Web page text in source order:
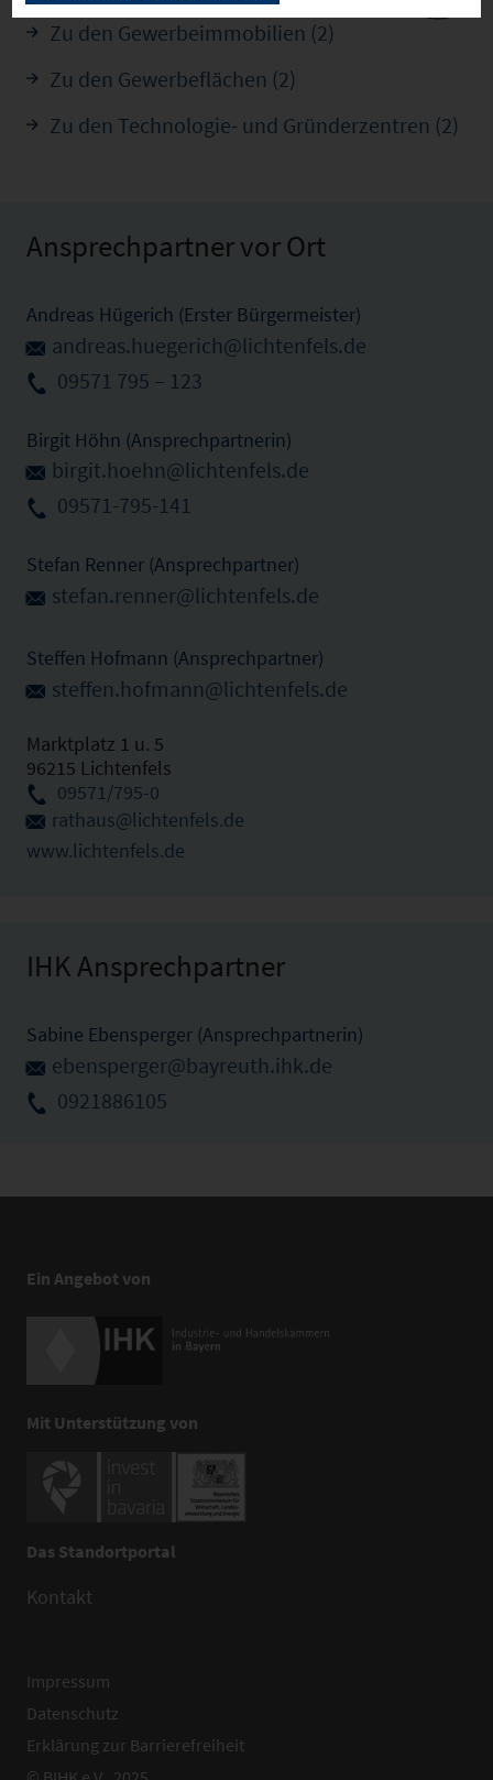
Zu den Gewerbeimmobilien (2)
Zu den Gewerbeflächen (2)
Zu den Technologie- und Gründerzentren (2)
Ansprechpartner vor Ort
Andreas Hügerich (Erster Bürgermeister)
andreas.huegerich@lichtenfels.de
09571 795 – 123
Birgit Höhn (Ansprechpartnerin)
birgit.hoehn@lichtenfels.de
09571-795-141
Stefan Renner (Ansprechpartner)
stefan.renner@lichtenfels.de
Steffen Hofmann (Ansprechpartner)
steffen.hofmann@lichtenfels.de
Marktplatz 1 u. 5
96215 Lichtenfels
09571/795-0
rathaus@lichtenfels.de
www.lichtenfels.de
IHK Ansprechpartner
Sabine Ebensperger (Ansprechpartnerin)
ebensperger@bayreuth.ihk.de
0921886105
Ein Angebot von
Mit Unterstützung von
Das Standortportal
Kontakt
Impressum
Datenschutz
Erklärung zur Barrierefreiheit